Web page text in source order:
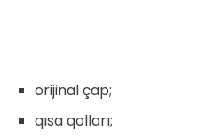
orijinal çap;
qısa qolları;